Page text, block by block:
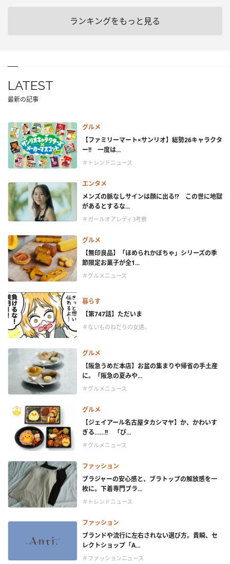
ランキングをもっと見る
LATEST
最新の記事
グルメ
【ファミリーマート×サンリオ】総勢26キャラクタ
ー!! 一度は...
＃トレンドニュース
エンタメ
メンズの脈なしサインは顔に出る!? この世に地獄
があるとするな...
＃ガールオアレディ3考察
グルメ
【無印良品】「ほめられかぼちゃ」シリーズの季
節限定お菓子が全1...
＃グルメニュース
暮らす
【第747話】ただいま
＃ないものねだりの女達。
グルメ
【阪急うめだ本店】お盆の集まりや帰省の手土産
に。「阪急の夏みや...
＃グルメニュース
グルメ
【ジェイアール名古屋タカシマヤ】か、かわいす
ぎる……!! 「ぴ...
＃グルメニュース
ファッション
ブラジャーの安心感と、ブラトップの解放感を一
枚に。下着専門ブラ...
＃トレンドニュース
ファッション
ブランドや流行に左右されない選び方。貴瞬、セ
レクトショップ「A...
＃ファッションニュース